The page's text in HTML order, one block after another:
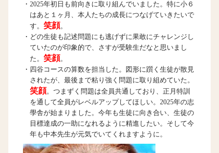
・2025年初日も前向きに取り組んでいました。特に小６
はあと１ヶ月、本人たちの成長につなげていきたいで
す。 笑顔。
・どの生徒も記述問題にも逃げずに果敢にチャレンジし
ていたのが印象的で、さすが受験生だなと思いまし
た。 笑顔。
・四谷コースの算数を担当した。図形に躓く生徒が散見
されたが、最後まで粘り強く問題に取り組めていた。
笑顔。つまずく問題は全員共通しており、正月特訓
を通して全員がレベルアップしてほしい。2025年の志
學舎が始まりました。今年も生徒に向き合い、生徒の
目標達成の一助になれるように精進したい。そして今
年も中本先生が元気でいてくれますように。